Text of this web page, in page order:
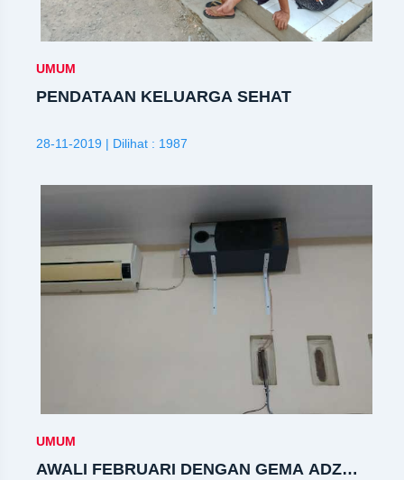
UMUM
PENDATAAN KELUARGA SEHAT
28-11-2019 | Dilihat : 1987
UMUM
AWALI FEBRUARI DENGAN GEMA ADZAN